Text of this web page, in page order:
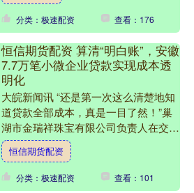
分类：极速配资 查看：176
恒信期货配资 算清“明白账”，安徽
7.7万笔小微企业贷款实现成本透
明化
大皖新闻讯 “还是第一次这么清楚地知
道贷款全部成本，真是一目了然！”巢
湖市金瑞祥珠宝有限公司负责人在交通
银行巢湖分行办妥800万元贷款后，指
着刚刚与银行一同填写....
恒信期货配资
分类：极速配资 查看：101